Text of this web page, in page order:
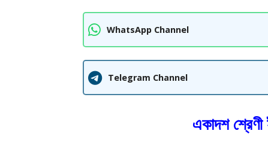
WhatsApp Channel
Telegram Channel
একাদশ